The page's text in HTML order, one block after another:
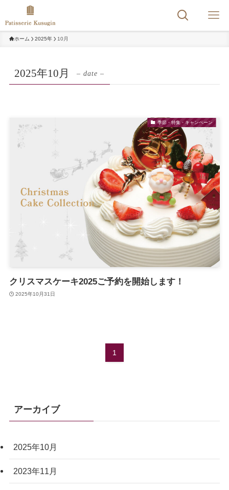
ホーム 2025年 10月
2025年10月 – date –
季節・特集・キャンペーン
クリスマスケーキ2025ご予約を開始します！
2025年10月31日
1
アーカイブ
2025年10月
2023年11月